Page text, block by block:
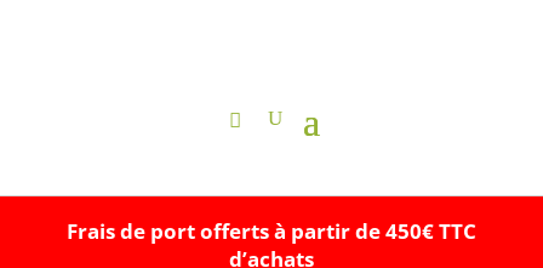
Frais de port offerts à partir de 450€ TTC
d’achats